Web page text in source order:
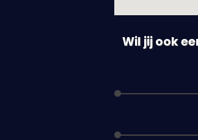
Wil jij ook